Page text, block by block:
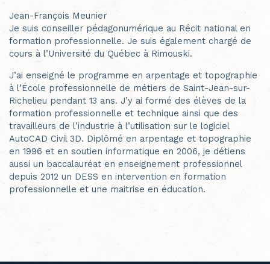
Jean-François Meunier
Je suis conseiller pédagonumérique au Récit national en
formation professionnelle. Je suis également chargé de
cours à l’Université du Québec à Rimouski.
J’ai enseigné le programme en arpentage et topographie
à l’École professionnelle de métiers de Saint-Jean-sur-
Richelieu pendant 13 ans. J’y ai formé des élèves de la
formation professionnelle et technique ainsi que des
travailleurs de l’industrie à l’utilisation sur le logiciel
AutoCAD Civil 3D. Diplômé en arpentage et topographie
en 1996 et en soutien informatique en 2006, je détiens
aussi un baccalauréat en enseignement professionnel
depuis 2012 un DESS en intervention en formation
professionnelle et une maitrise en éducation.